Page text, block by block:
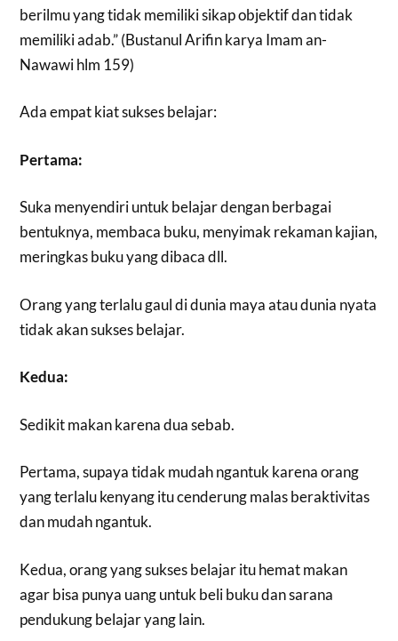
berilmu yang tidak memiliki sikap objektif dan tidak
memiliki adab.” (Bustanul Arifin karya Imam an-
Nawawi hlm 159)
Ada empat kiat sukses belajar:
Pertama:
Suka menyendiri untuk belajar dengan berbagai
bentuknya, membaca buku, menyimak rekaman kajian,
meringkas buku yang dibaca dll.
Orang yang terlalu gaul di dunia maya atau dunia nyata
tidak akan sukses belajar.
Kedua:
Sedikit makan karena dua sebab.
Pertama, supaya tidak mudah ngantuk karena orang
yang terlalu kenyang itu cenderung malas beraktivitas
dan mudah ngantuk.
Kedua, orang yang sukses belajar itu hemat makan
agar bisa punya uang untuk beli buku dan sarana
pendukung belajar yang lain.